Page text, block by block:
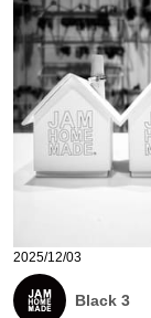
2025/12/03
Black 3